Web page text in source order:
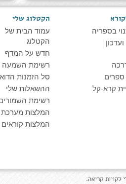
בספריה
קרא-קל
הקטלוג שלי
עמוד הבית של
הקטלוג
חדש על המדף
רשימת השמעה
סל הזמנות
ההשאלות שלי
רשימת
המלצות מערכת
המלצות קוראים
לקויות קריאה.